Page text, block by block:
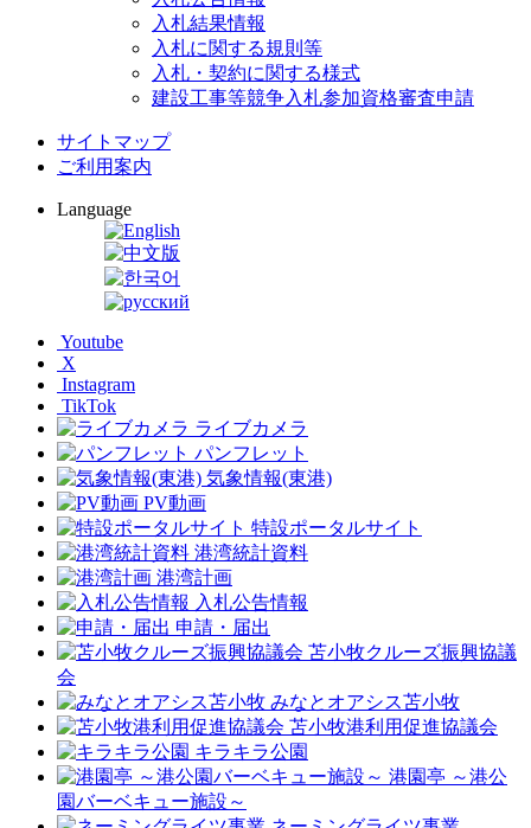
入札結果情報
入札に関する規則等
入札・契約に関する様式
建設工事等競争入札参加資格審査申請
サイトマップ
ご利用案内
Language
Youtube
X
Instagram
TikTok
ライブカメラ
パンフレット
気象情報(東港)
PV動画
特設ポータルサイト
港湾統計資料
港湾計画
入札公告情報
申請・届出
苫小牧クルーズ振興協議
会
みなとオアシス苫小牧
苫小牧港利用促進協議会
キラキラ公園
港園亭 ～港公
園バーベキュー施設～